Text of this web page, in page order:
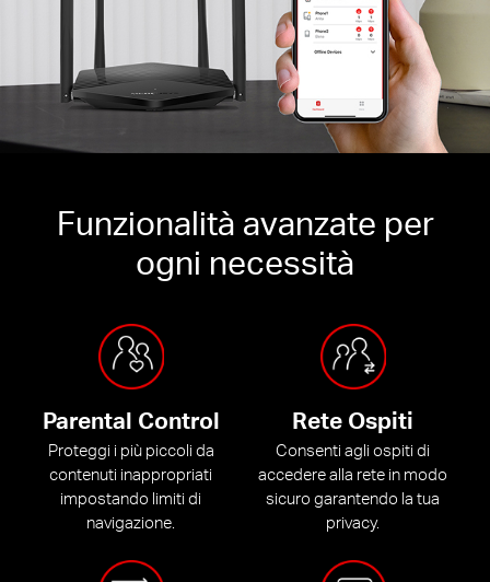
Funzionalità avanzate per
ogni necessità
Parental Control
Proteggi i più piccoli da
contenuti inappropriati
impostando limiti di
navigazione.
Rete Ospiti
Consenti agli ospiti di
accedere alla rete in modo
sicuro garantendo la tua
privacy.